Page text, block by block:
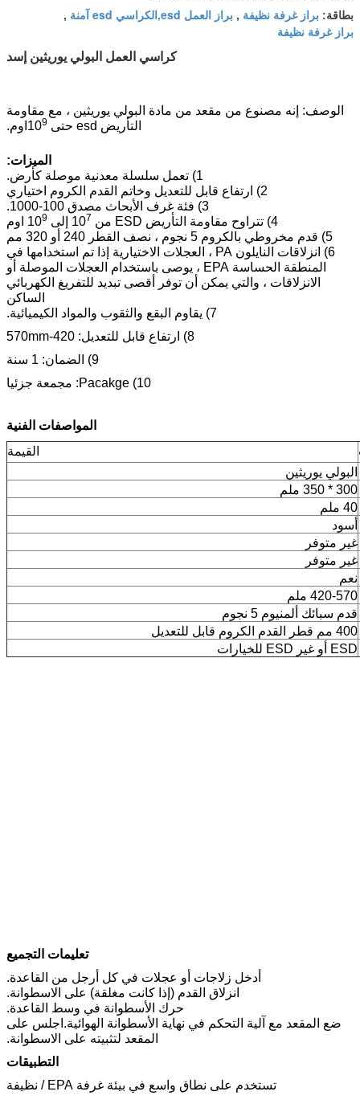
بطاقة: براز غرفة نظيفة , براز العمل esd,الكراسي esd آمنة ,
براز غرفة نظيفة
كراسي العمل البولي يوريثين إسد
الوصف: إنه مصنوع من مقعد من مادة البولي يوريثين ، مع مقاومة
التأريض esd حتى 10
9 اوم.
الميزات:
1) تعمل سلسلة معدنية موصلة كأرض.
2) ارتفاع قابل للتعديل وخاتم القدم الكروم اختياري
3) فئة غرف الأبحاث مصدق 100-1000.
4) تتراوح مقاومة التأريض ESD من 10
7 إلى 10 9
اوم
5) قدم مخروطي بالكروم 5 نجوم ، نصف القطر 240 أو 320 مم
6) انزلاقات النايلون PA ، العجلات الاختيارية إذا تم استخدامها في
المنطقة الحساسة EPA ، يوصى باستخدام العجلات الموصلة أو
الانزلاقات ، والتي يمكن أن توفر أقصى تبديد للتفريغ الكهربائي
الساكن
7) يقاوم البقع والثقوب والمواد الكيميائية.
8) ارتفاع قابل للتعديل: 420-570mm
9) الضمان: 1 سنة
10) Pacakge: مجمعة جزئيا
المواصفات الفنية
القيمة
البولي يوريثين
300 * 350 ملم
40 ملم
أسود
غير متوفر
غير متوفر
نعم
420-570 ملم
قدم سبائك ألمنيوم 5 نجوم
400 مم قطر القدم الكروم قابل للتعديل
ESD أو غير ESD للخيارات
تعليمات التجميع
أدخل زلاجات أو عجلات في كل أرجل من القاعدة.
انزلاق القدم (إذا كانت مغلقة) على الاسطوانة.
حرك الأسطوانة في وسط القاعدة.
ضع المقعد مع آلية التحكم في نهاية الأسطوانة الهوائية.اجلس على
المقعد لتثبيته على الاسطوانة.
التطبيقات
تستخدم على نطاق واسع في بيئة غرفة EPA / نظيفة